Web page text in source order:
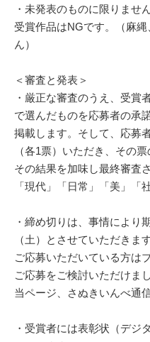
・未発表のものに限りませ
受賞作品はNGです。（麻
ん）
＜審査と発表＞
・厳正な審査のうえ、受賞
で選んだものを応募者の承
掲載します。そして、応募
（各1票）いただき、その
その結果を加味し最終審査
「現代」「日常」「美」「
・締め切りは、事情により
（土）とさせていただきま
ご応募いただいている方は
ご応募をご検討いただけま
当ページ、さぬきいんべ通
・受賞者には表彰状（デジ